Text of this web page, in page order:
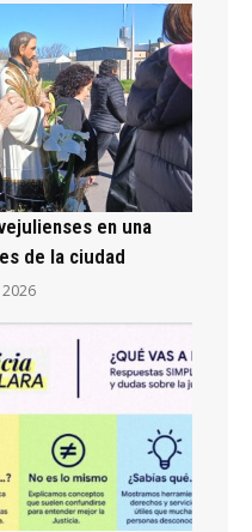
en una
de la ciudad